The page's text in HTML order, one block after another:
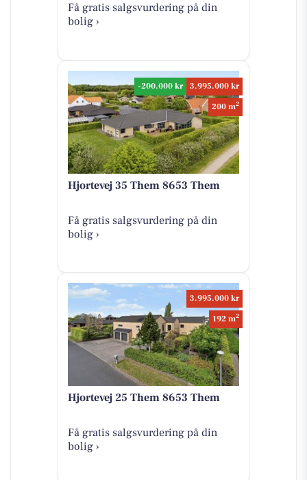
Få gratis salgsvurdering på din
bolig ›
-200.000 kr
3.995.000 kr
200 m2
Hjortevej 35 Them 8653 Them
Få gratis salgsvurdering på din
bolig ›
3.995.000 kr
192 m2
Hjortevej 25 Them 8653 Them
Få gratis salgsvurdering på din
bolig ›